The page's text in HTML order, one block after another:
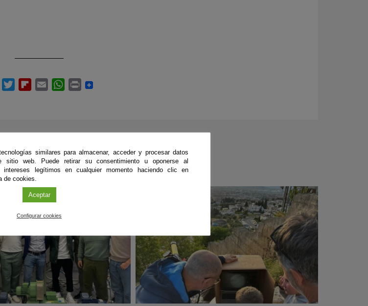
PUBLICACIONES
similares para almacenar, acceder y procesar datos
web. Puede retirar su consentimiento u oponerse al
legítimos en cualquier momento haciendo clic en
de cookies.
Aceptar
Configurar cookies